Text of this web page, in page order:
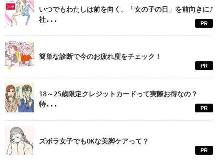
いつでもわたしは前を向く。「女の子の日」を前向きに♪
社...
PR
簡単な診断で今のお疲れ度をチェック！
PR
18～25歳限定クレジットカードって実際お得なの？
特...
PR
ズボラ女子でもOKな美脚ケアって？
PR